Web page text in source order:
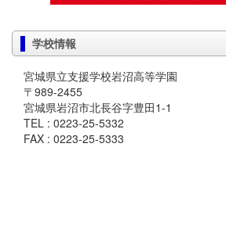
学校情報
宮城県立支援学校岩沼高等学園
〒989-2455
宮城県岩沼市北長谷字豊田1-1
TEL : 0223-25-5332
FAX : 0223-25-5333